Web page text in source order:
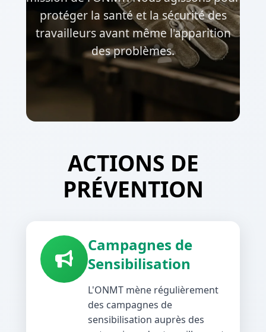
protéger la santé et la sécurité des
travailleurs avant même l'apparition
des problèmes.
ACTIONS DE
PRÉVENTION
Campagnes de
Sensibilisation
L'ONMT mène régulièrement
des campagnes de
sensibilisation auprès des